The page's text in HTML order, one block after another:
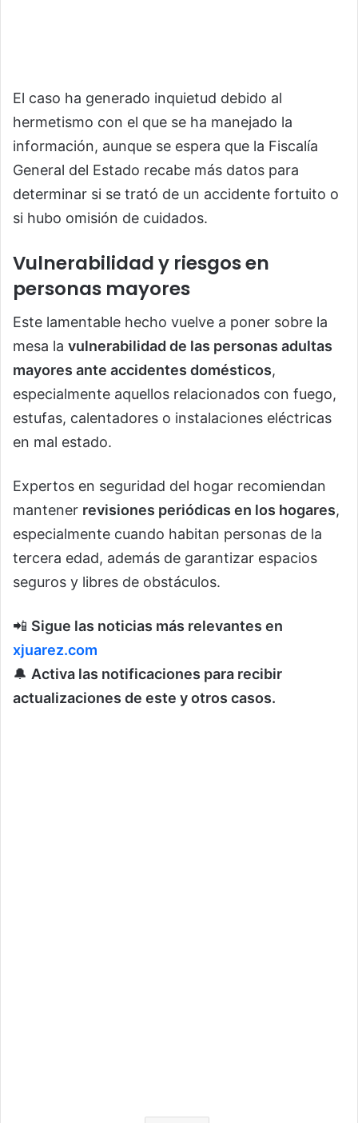
El caso ha generado inquietud debido al
hermetismo con el que se ha manejado la
información, aunque se espera que la Fiscalía
General del Estado recabe más datos para
determinar si se trató de un accidente fortuito o
si hubo omisión de cuidados.
Vulnerabilidad y riesgos en
personas mayores
Este lamentable hecho vuelve a poner sobre la
mesa la vulnerabilidad de las personas adultas
mayores ante accidentes domésticos,
especialmente aquellos relacionados con fuego,
estufas, calentadores o instalaciones eléctricas
en mal estado.
Expertos en seguridad del hogar recomiendan
mantener revisiones periódicas en los hogares,
especialmente cuando habitan personas de la
tercera edad, además de garantizar espacios
seguros y libres de obstáculos.
📲 Sigue las noticias más relevantes en
xjuarez.com
🔔 Activa las notificaciones para recibir
actualizaciones de este y otros casos.